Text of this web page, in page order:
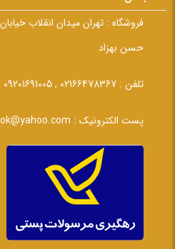
فروشگاه : تهران میدان انقلاب
حسن بهزاد
تلفن : 02166478367 , 09201691005
پست الکترونیک :